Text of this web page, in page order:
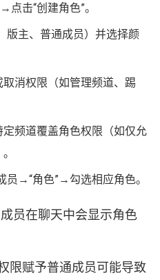
点击“创建角色”。
版主、普通成员）并选择颜
取消权限（如管理频道、踢
定频道覆盖角色权限（如仅允
员→“角色”→勾选相应角色。
员在聊天中会显示角色
限赋予普通成员可能导致